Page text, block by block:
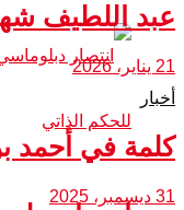
عبد اللطيف
21 يناير، 2026
أخبار
كلمة في أحمد
31 ديسمبر، 2025